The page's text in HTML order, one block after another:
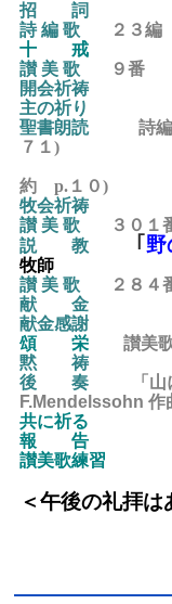
招 詞
詩 編 歌
２３編
十 戒
讃 美 歌
９番
開会祈祷
主の祈り
聖書朗読
詩
７１)
マタイ
約 p.１０)
牧会祈祷
讃 美 歌 ３０１
説 教
｢ 野
牧師
讃 美 歌
２８４
献 金
献金感謝
頌 栄讃美
黙 祷
後
奏
「山に
F.Mendelssohn 作
共に祈る
報 告
讃美歌練習
＜午後の礼拝は